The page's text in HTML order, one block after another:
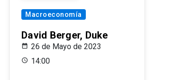
Macroeconomía
David Berger, Duke
26 de Mayo de 2023
14:00